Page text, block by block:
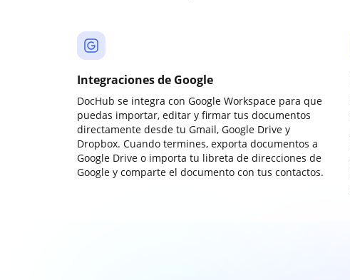
Integraciones de Google
DocHub se integra con Google Workspace para que
puedas importar, editar y firmar tus documentos
directamente desde tu Gmail, Google Drive y
Dropbox. Cuando termines, exporta documentos a
Google Drive o importa tu libreta de direcciones de
Google y comparte el documento con tus contactos.